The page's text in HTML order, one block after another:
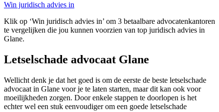
Win juridisch advies in
Klik op ‘Win juridisch advies in’ om 3 betaalbare advocatenkantoren
te vergelijken die jou kunnen voorzien van top juridisch advies in
Glane.
Letselschade advocaat Glane
Wellicht denk je dat het goed is om de eerste de beste letselschade
advocaat in Glane voor je te laten starten, maar dit kan ook voor
moeilijkheden zorgen. Door enkele stappen te doorlopen is het
echter wel een stuk eenvoudiger om een goede letselschade